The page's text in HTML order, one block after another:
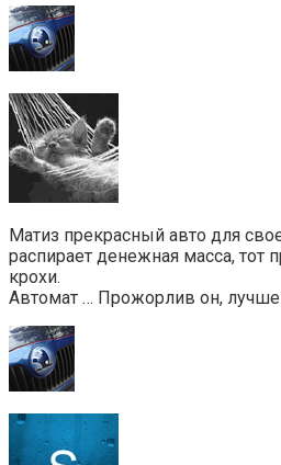
Матиз прекрасный авто для
распирает денежная масса, тот
крохи.
Автомат … Прожорлив он,